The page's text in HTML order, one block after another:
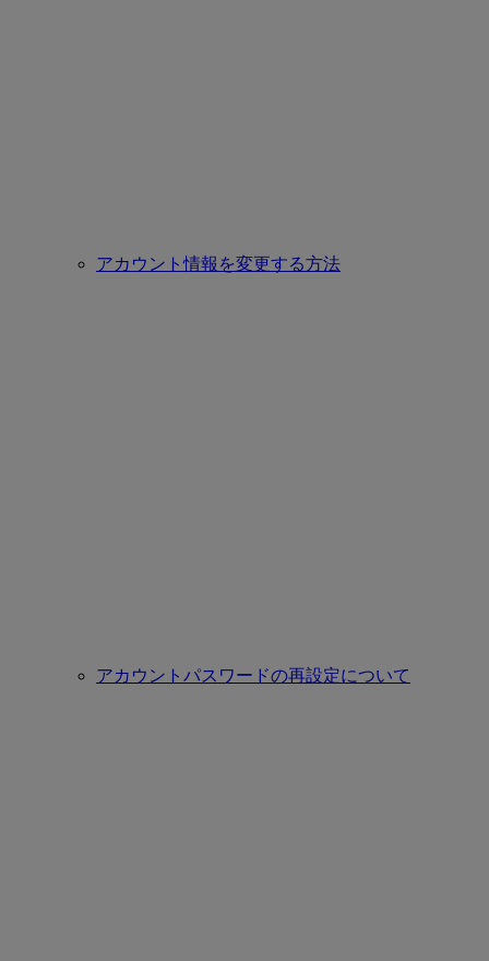
アカウント情報を変更する方法
アカウントパスワードの再設定について